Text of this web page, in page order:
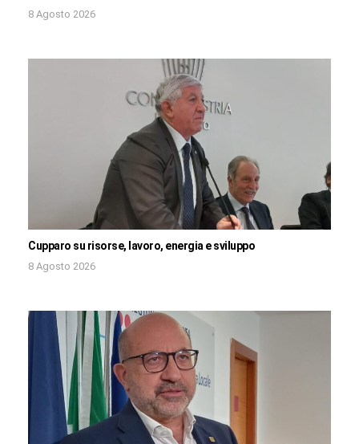
8 Agosto 2026
Cupparo su risorse, lavoro, energia e sviluppo
8 Agosto 2026